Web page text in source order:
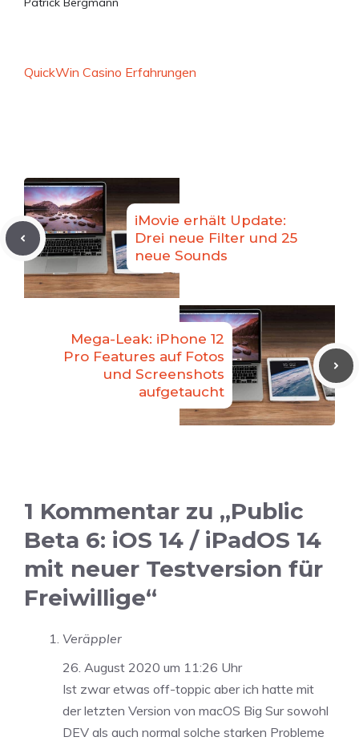
QuickWin Casino Erfahrungen
iMovie erhält Update:
Drei neue Filter und 25
neue Sounds
Mega-Leak: iPhone 12
Pro Features auf Fotos
und Screenshots
aufgetaucht
1 Kommentar zu „Public
Beta 6: iOS 14 / iPadOS 14
mit neuer Testversion für
Freiwillige“
Veräppler
26. August 2020 um 11:26 Uhr
Ist zwar etwas off-toppic aber ich hatte mit
der letzten Version von macOS Big Sur sowohl
DEV als auch normal solche starken Probleme